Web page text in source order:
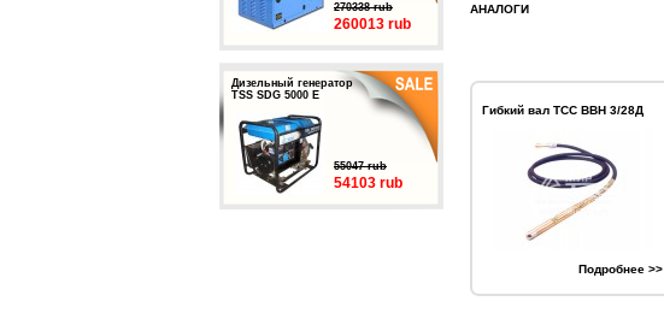
270338 rub
260013 rub
Дизельный генератор
TSS SDG 5000 E
55047 rub
54103 rub
АНАЛОГИ
Гибкий вал ТСС ВВН 3/28Д
Подробнее >>